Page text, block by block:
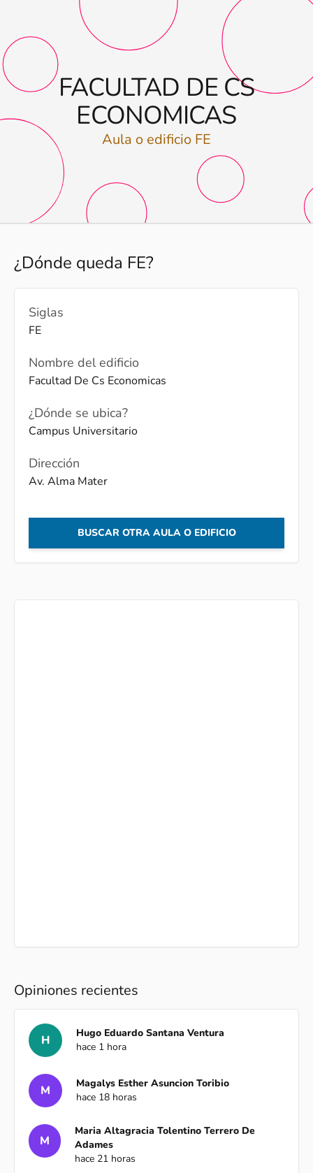
FACULTAD DE CS
ECONOMICAS
Aula o edificio FE
¿Dónde queda FE?
Siglas
FE
Nombre del edificio
Facultad De Cs Economicas
¿Dónde se ubica?
Campus Universitario
Dirección
Av. Alma Mater
BUSCAR OTRA AULA O EDIFICIO
Opiniones recientes
H
Hugo Eduardo Santana Ventura
hace 1 hora
M
Magalys Esther Asuncion Toribio
hace 18 horas
M
Maria Altagracia Tolentino Terrero De
Adames
hace 21 horas